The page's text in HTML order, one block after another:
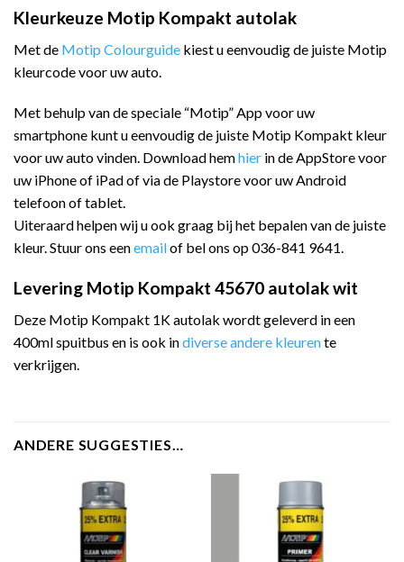
Kleurkeuze Motip Kompakt autolak
Met de Motip Colourguide kiest u eenvoudig de juiste Motip
kleurcode voor uw auto.
Met behulp van de speciale “Motip” App voor uw
smartphone kunt u eenvoudig de juiste Motip Kompakt kleur
voor uw auto vinden. Download hemhier in de AppStore voor
uw iPhone of iPad of via de Playstore voor uw Android
telefoon of tablet.
Uiteraard helpen wij u ook graag bij het bepalen van de juiste
kleur. Stuur ons eenemailof bel ons op 036-841 9641.
Levering Motip Kompakt 45670 autolak wit
Deze Motip Kompakt 1K autolak wordt geleverd in een
400ml spuitbus en is ook indiverse andere kleurente
verkrijgen.
ANDERE SUGGESTIES…